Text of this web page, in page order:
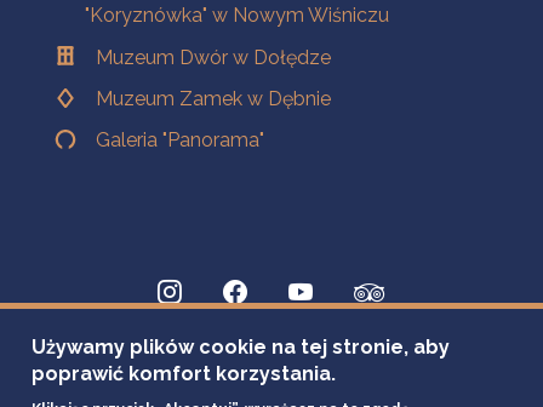
"Koryznówka" w Nowym Wiśniczu
Muzeum Dwór w Dołędze
Muzeum Zamek w Dębnie
Galeria "Panorama"
Używamy plików cookie na tej stronie, aby
poprawić komfort korzystania.